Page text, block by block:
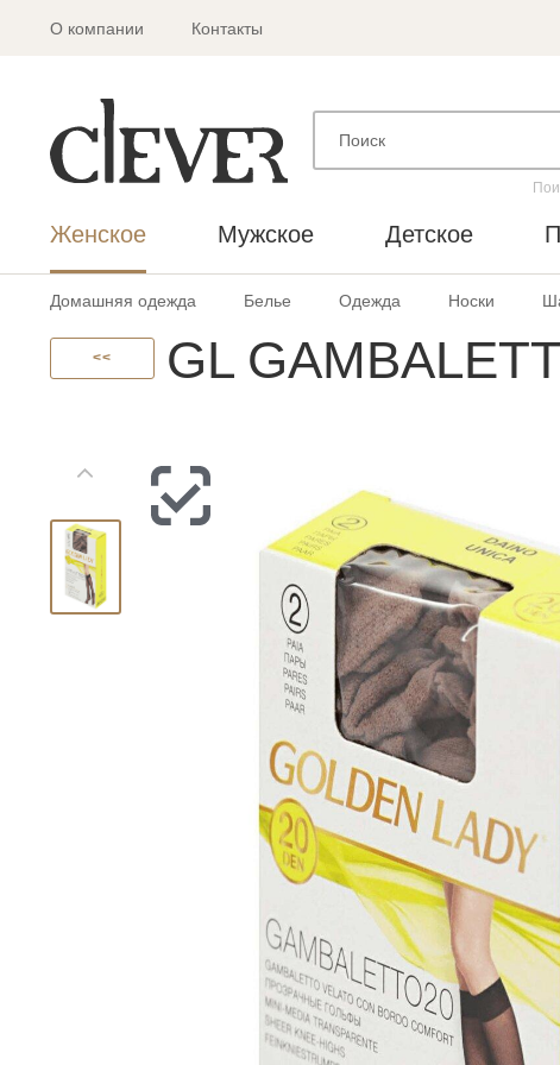
О компании Контакты
Женское Мужское Детское
Домашняя одежда Белье Одежда Носки
<< GL